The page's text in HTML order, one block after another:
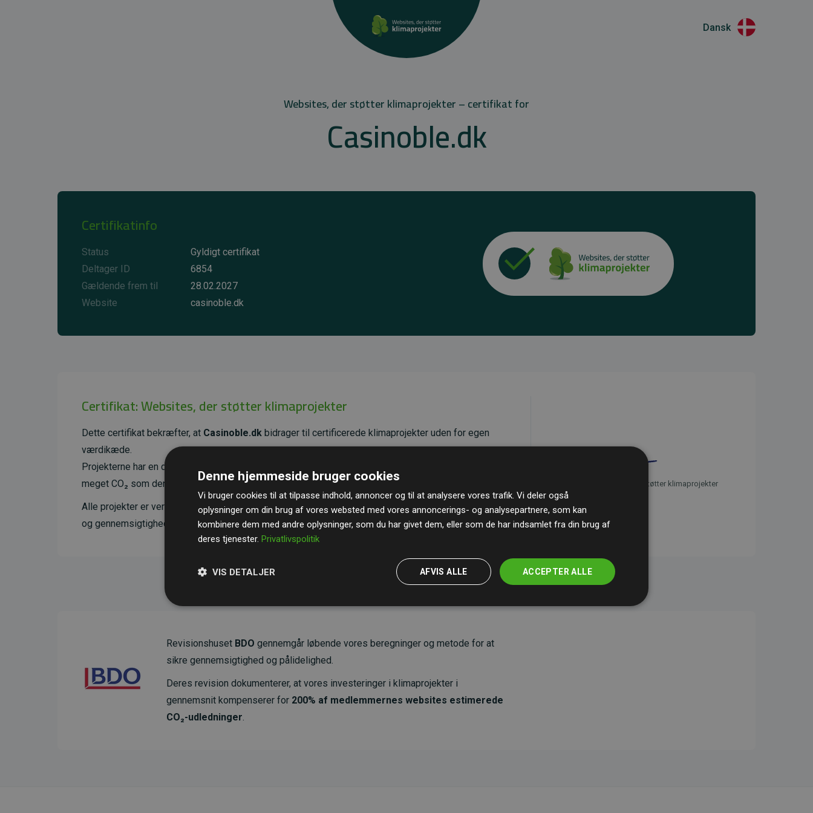
Dansk
Websites, der støtter klimaprojekter – certifikat for
Casinoble.dk
Certifikatinfo
Status
Gyldigt certifikat
Deltager ID
6854
Gældende frem til
28.02.2027
Website
casinoble.dk
Certifikat: Websites, der støtter klimaprojekter
Dette certifikat bekræfter, at Casinoble.dk bidrager til certificerede klimaprojekter uden for egen
værdikæde.
Projekterne har en dokumenteret CO₂-reducerende effekt, som i gennemsnit svarer til dobbelt så
meget CO₂ som den estimerede udledning fra hjemmesiden.
Alle projekter er verificeret gennemGold Standard– en international ordning, der sikrer høj kvalitet
og gennemsigtighed i klimainvesteringer. Du kan læse mere om de konkrete projekter her.
initiativet Websites, der støtter klimaprojekter
Revisionshuset BDO gennemgår løbende vores beregninger og metode for at
sikre gennemsigtighed og pålidelighed.
Deres revision dokumenterer, at vores investeringer i klimaprojekter i
gennemsnit kompenserer for 200% af medlemmernes websites estimerede
CO₂-udledninger.
Denne hjemmeside bruger cookies
Vi bruger cookies til at tilpasse indhold, annoncer og til at analysere vores trafik. Vi deler også
oplysninger om din brug af vores websted med vores annoncerings- og analysepartnere, som kan
kombinere dem med andre oplysninger, som du har givet dem, eller som de har indsamlet fra din brug af
deres tjenester. Privatlivspolitik
ACCEPTER ALLE
AFVIS ALLE
VIS DETALJER